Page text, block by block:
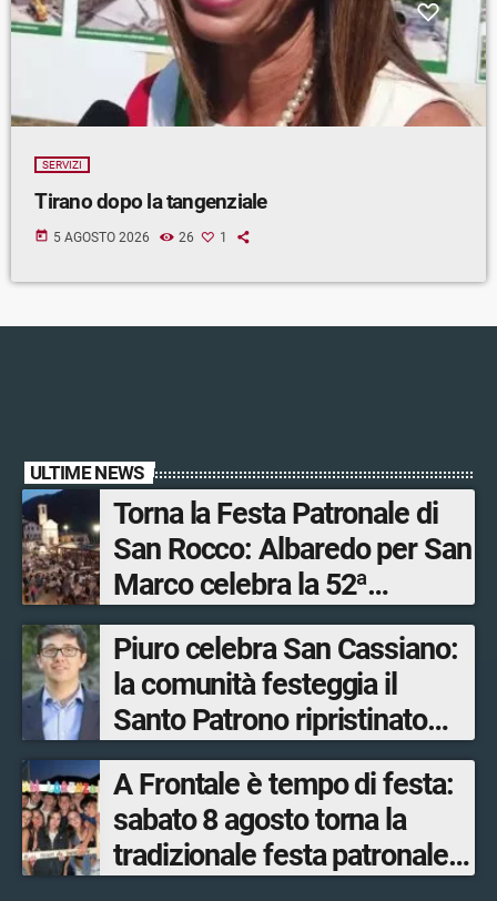
SERVIZI
Tirano dopo la tangenziale
today 5 AGOSTO 2026 26 1
ULTIME NEWS
Torna la Festa Patronale di
San Rocco: Albaredo per San
Marco celebra la 52ª
edizione della sua
manifestazione più sentita
Piuro celebra San Cassiano:
la comunità festeggia il
Santo Patrono ripristinato
dopo quattro secoli
A Frontale è tempo di festa:
sabato 8 agosto torna la
tradizionale festa patronale